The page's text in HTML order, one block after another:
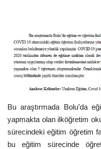
Bu araştırmada Bolu’da
yapmakta olan ilköğretim
sürecindeki eğitim öğretim
bu eğitim sürecinde